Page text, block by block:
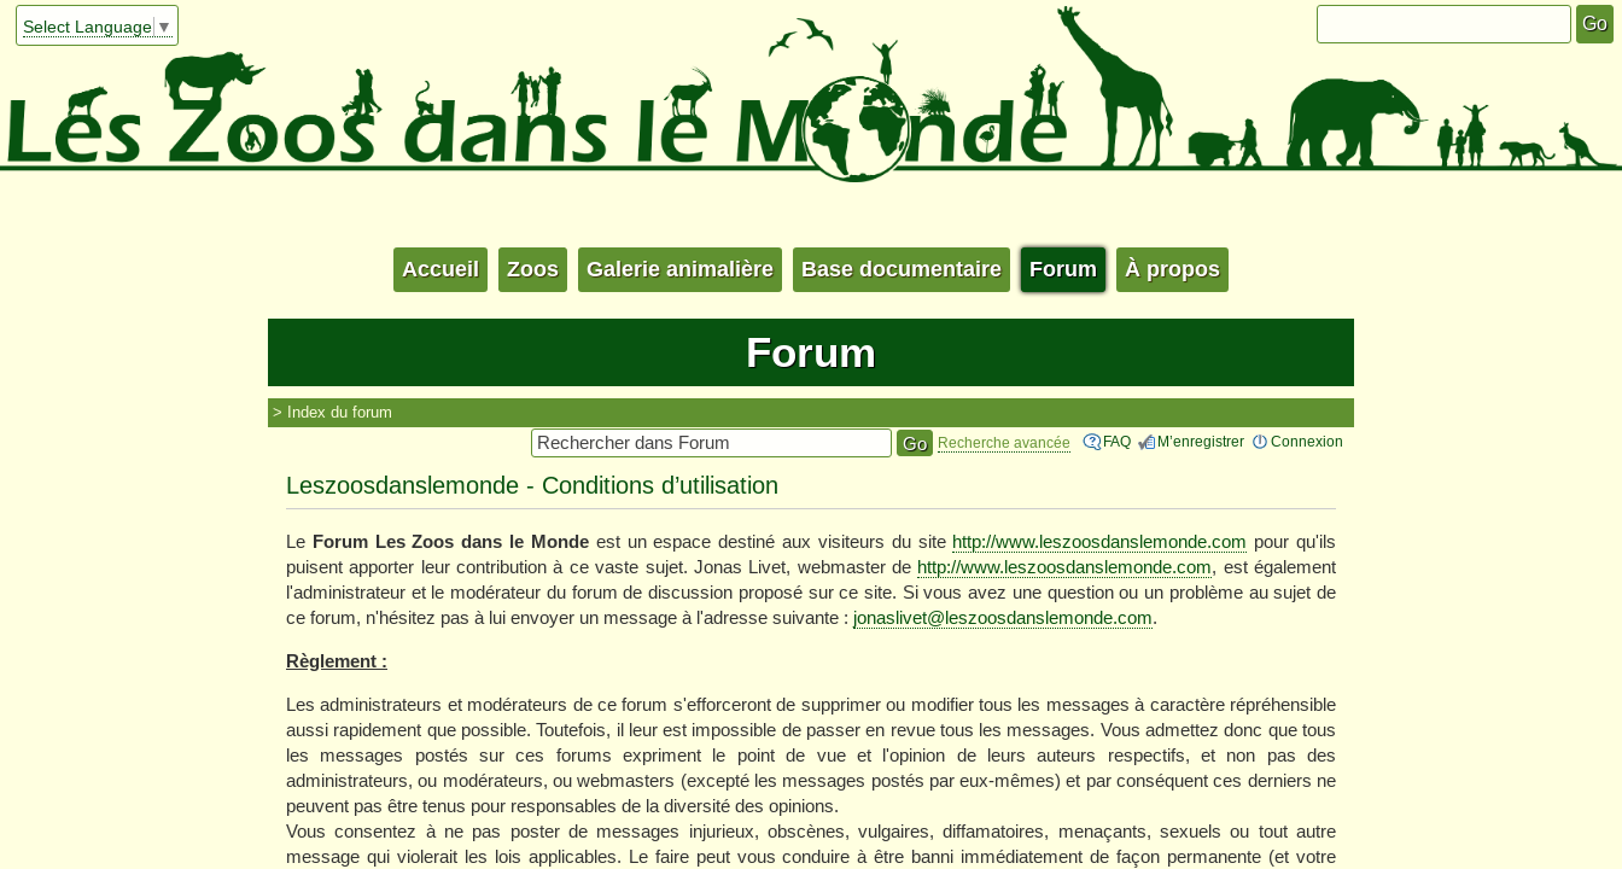
Select Language ▼
Accueil Zoos Galerie animalière Base documentaire Forum À propos
Forum
Index du forum
FAQ M’enregistrer Connexion
Recherche avancée
Leszoosdanslemonde - Conditions d’utilisation
Le Forum Les Zoos dans le Mondeest un espace destiné aux visiteurs du site http://www.leszoosdanslemonde.com pour qu'ils
puisent apporter leur contribution à ce vaste sujet. Jonas Livet, webmaster de http://www.leszoosdanslemonde.com, est également
l'administrateur et le modérateur du forum de discussion proposé sur ce site. Si vous avez une question ou un problème au sujet de
ce forum, n'hésitez pas à lui envoyer un message à l'adresse suivante : jonaslivet@leszoosdanslemonde.com.
Règlement :
Les administrateurs et modérateurs de ce forum s'efforceront de supprimer ou modifier tous les messages à caractère répréhensible
aussi rapidement que possible. Toutefois, il leur est impossible de passer en revue tous les messages. Vous admettez donc que tous
les messages postés sur ces forums expriment le point de vue et l'opinion de leurs auteurs respectifs, et non pas des
administrateurs, ou modérateurs, ou webmasters (excepté les messages postés par eux-mêmes) et par conséquent ces derniers ne
peuvent pas être tenus pour responsables de la diversité des opinions.
Vous consentez à ne pas poster de messages injurieux, obscènes, vulgaires, diffamatoires, menaçants, sexuels ou tout autre
message qui violerait les lois applicables. Le faire peut vous conduire à être banni immédiatement de façon permanente (et votre